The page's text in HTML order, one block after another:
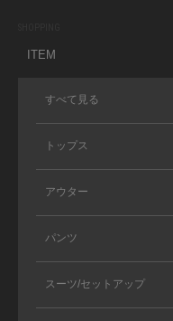
ITEM
すべて見る
トップス
アウター
パンツ
スーツ/セットアップ